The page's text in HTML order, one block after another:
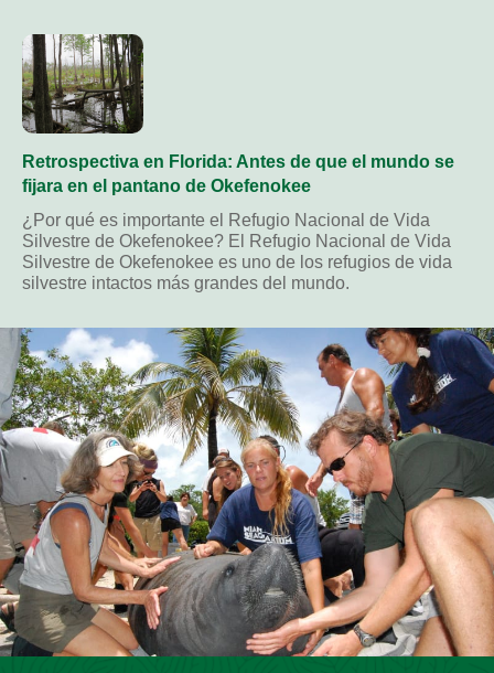
Retrospectiva en Florida: Antes de que el mundo se
fijara en el pantano de Okefenokee
¿Por qué es importante el Refugio Nacional de Vida
Silvestre de Okefenokee? El Refugio Nacional de Vida
Silvestre de Okefenokee es uno de los refugios de vida
silvestre intactos más grandes del mundo.